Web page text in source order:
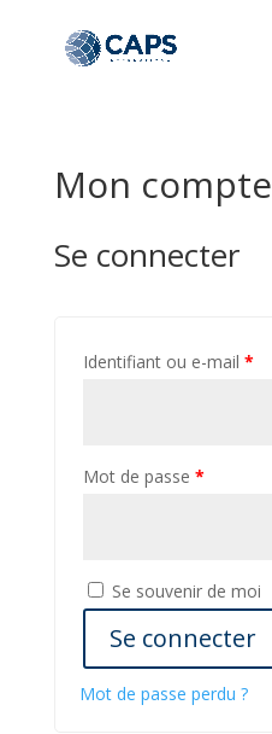
Mon compte
Se connecter
Identifiant ou e-mail *
Mot de passe *
Se souvenir de moi
Se connecter
Mot de passe perdu ?